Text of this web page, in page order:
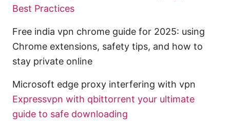
Best Practices
Free india vpn chrome guide for 2025: using
Chrome extensions, safety tips, and how to
stay private online
Microsoft edge proxy interfering with vpn
Expressvpn with qbittorrent your ultimate
guide to safe downloading